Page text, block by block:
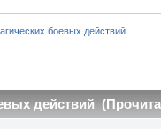
боевых действий
действий